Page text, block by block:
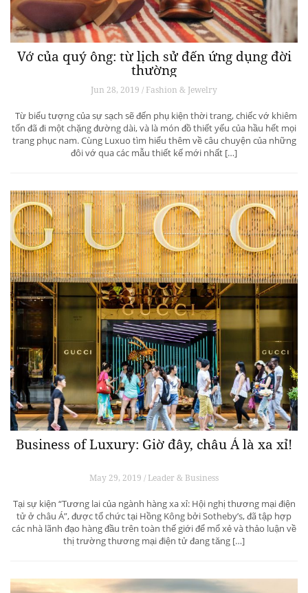
Vớ của quý ông: từ lịch sử đến ứng dụng đời
thường
Jun 28, 2019 / Fashion & Jewelry
Từ biểu tượng của sự sạch sẽ đến phụ kiện thời trang, chiếc vớ khiêm
tốn đã đi một chặng đường dài, và là món đồ thiết yếu của hầu hết mọi
trang phục nam. Cùng Luxuo tìm hiểu thêm về câu chuyện của những
đôi vớ qua các mẫu thiết kế mới nhất […]
Business of Luxury: Giờ đây, châu Á là xa xỉ!
May 29, 2019 / Leader & Business
Tại sự kiện “Tương lai của ngành hàng xa xỉ: Hội nghị thương mại điện
tử ở châu Á”, được tổ chức tại Hồng Kông bởi Sotheby’s, đã tập hợp
các nhà lãnh đạo hàng đầu trên toàn thế giới để mổ xẻ và thảo luận về
thị trường thương mại điện tử đang tăng […]